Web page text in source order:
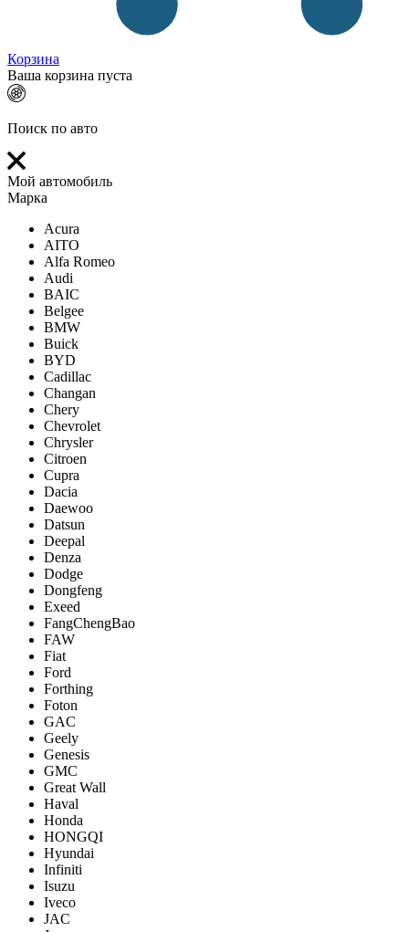
Корзина
Ваша корзина пуста
Поиск по авто
Мой автомобиль
Марка
Acura
AITO
Alfa Romeo
Audi
BAIC
Belgee
BMW
Buick
BYD
Cadillac
Changan
Chery
Chevrolet
Chrysler
Citroen
Cupra
Dacia
Daewoo
Datsun
Deepal
Denza
Dodge
Dongfeng
Exeed
FangChengBao
FAW
Fiat
Ford
Forthing
Foton
GAC
Geely
Genesis
GMC
Great Wall
Haval
Honda
HONGQI
Hyundai
Infiniti
Isuzu
Iveco
JAC